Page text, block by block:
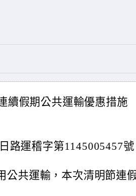
續假期公共運輸優惠措施
路運稽字第1145005457號
公共運輸，本次清明節連